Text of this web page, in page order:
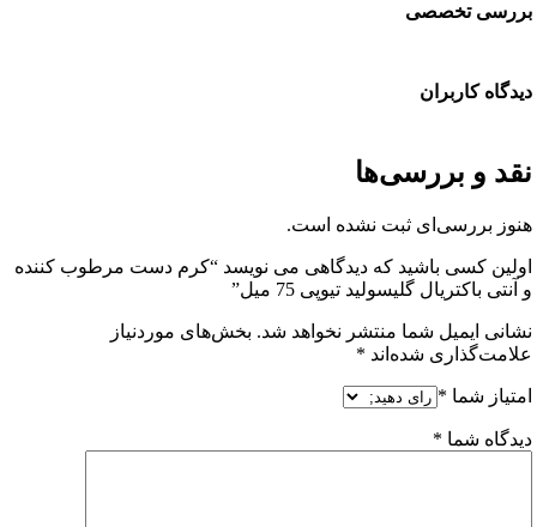
تخصصی
کاربران
و بررسی‌ها
بررسی‌ای ثبت نشده است.
کسی باشید که دیدگاهی می نویسد “کرم دست مرطوب کننده
باکتریال گلیسولید تیوپی 75 میل”
ایمیل شما منتشر نخواهد شد. بخش‌های موردنیاز
شده‌اند*
شما *
شما *